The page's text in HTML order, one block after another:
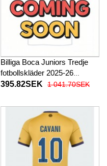
Billiga Boca Juniors Tredje
fotbollskläder 2025-26
Kortärmad
395.82SEK 1 041.70SEK